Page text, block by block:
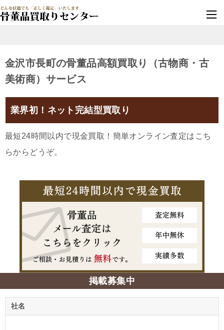
金沢市長町の骨董品高額買取り（古物商・古
美術商）サービス
業界初！ネット完結型買取り
最短24時間以内で現金買取！簡単オンライン査定はこち
らからどうぞ。
掲載募集中
社名